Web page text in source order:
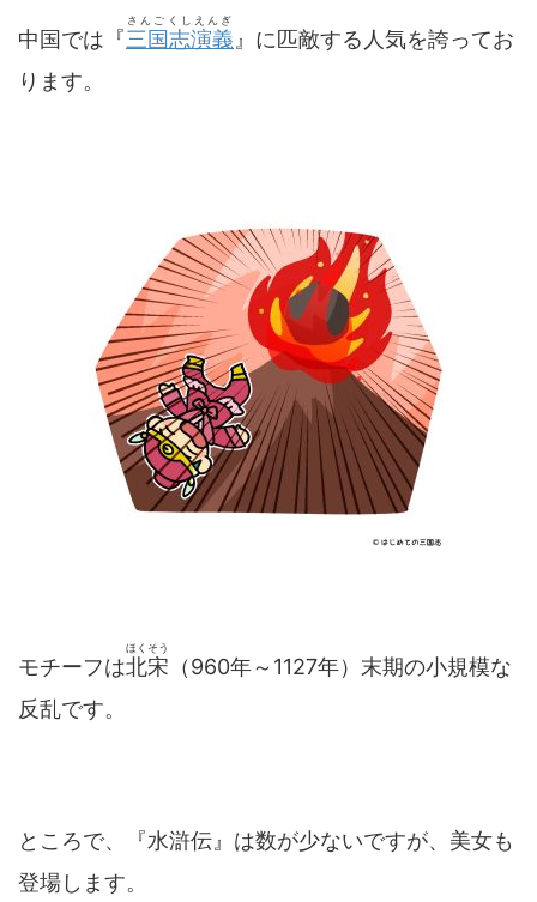
中国では『三国志演義
さんごくしえんぎ
』に匹敵する人気を誇ってお
ります。
モチーフは北宋
ほくそう
（960年～1127年）末期の小規模な
反乱です。
ところで、『水滸伝』は数が少ないですが、美女も
登場します。